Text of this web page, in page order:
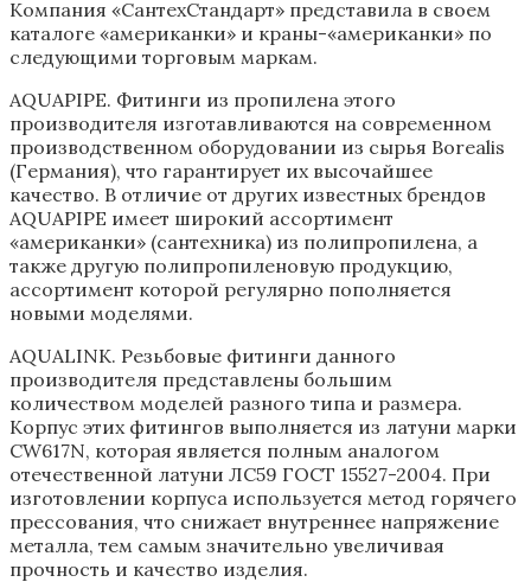
Компания «СантехСтандарт» представила в своем
каталоге «американки» и краны-«американки» по
следующими торговым маркам.
AQUAPIPE. Фитинги из пропилена этого
производителя изготавливаются на современном
производственном оборудовании из сырья Borealis
(Германия), что гарантирует их высочайшее
качество. В отличие от других известных брендов
AQUAPIPE имеет широкий ассортимент
«американки» (сантехника) из полипропилена, а
также другую полипропиленовую продукцию,
ассортимент которой регулярно пополняется
новыми моделями.
AQUALINK. Резьбовые фитинги данного
производителя представлены большим
количеством моделей разного типа и размера.
Корпус этих фитингов выполняется из латуни марки
CW617N, которая является полным аналогом
отечественной латуни ЛС59 ГОСТ 15527-2004. При
изготовлении корпуса используется метод горячего
прессования, что снижает внутреннее напряжение
металла, тем самым значительно увеличивая
прочность и качество изделия.